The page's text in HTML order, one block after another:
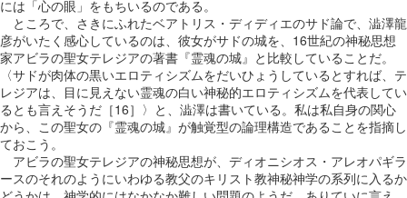
には「心の眼」をもちいるのである。
ところで、さきにふれたベアトリス・ディディエのサド論で、澁澤龍
彦がいたく感心しているのは、彼女がサドの城を、16世紀の神秘思想
家アビラの聖女テレジアの著書『霊魂の城』と比較していることだ。
〈サドが肉体の黒いエロティシズムをだいひょうしているとすれば、テ
レジアは、目に見えない霊魂の白い神秘的エロティシズムを代表してい
るとも言えそうだ［16］〉と、澁澤は書いている。私は私自身の関心
から、この聖女の『霊魂の城』が触覚型の論理構造であることを指摘し
ておこう。
アビラの聖女テレジアの神秘思想が、ディオニシオス・アレオパギラ
ースのそれのようにいわゆる教父のキリスト教神秘神学の系列に入るか